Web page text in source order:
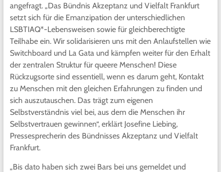
angefragt. „Das Bündnis Akzeptanz und Vielfalt Frankfurt
setzt sich für die Emanzipation der unterschiedlichen
LSBTIAQ*-Lebensweisen sowie für gleichberechtigte
Teilhabe ein. Wir solidarisieren uns mit den Anlaufstellen wie
Switchboard und La Gata und kämpfen weiter für den Erhalt
der zentralen Struktur für queere Menschen! Diese
Rückzugsorte sind essentiell, wenn es darum geht, Kontakt
zu Menschen mit den gleichen Erfahrungen zu finden und
sich auszutauschen. Das trägt zum eigenen
Selbstverständnis viel bei, aus dem die Menschen ihr
Selbstvertrauen gewinnen“, erklärt Josefine Liebing,
Pressesprecherin des Bündnisses Akzeptanz und Vielfalt
Frankfurt.
„Bis dato haben sich zwei Bars bei uns gemeldet und